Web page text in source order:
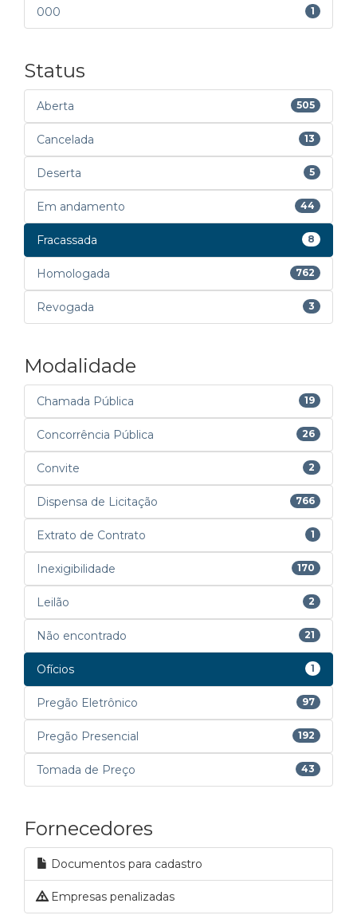
000 1
Status
Aberta 505
Cancelada 13
Deserta 5
Em andamento 44
Fracassada 8
Homologada 762
Revogada 3
Modalidade
Chamada Pública 19
Concorrência Pública 26
Convite 2
Dispensa de Licitação 766
Extrato de Contrato 1
Inexigibilidade 170
Leilão 2
Não encontrado 21
Ofícios 1
Pregão Eletrônico 97
Pregão Presencial 192
Tomada de Preço 43
Fornecedores
Documentos para cadastro
Empresas penalizadas